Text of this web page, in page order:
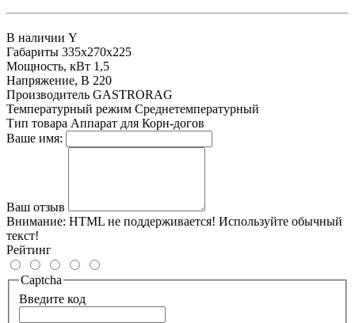
В наличии Y
Габариты 335х270х225
Мощность, кВт 1,5
Напряжение, В 220
Производитель GASTRORAG
Температурный режим Среднетемпературный
Тип товара Аппарат для Корн-догов
Ваше имя:
Ваш отзыв
Внимание: HTML не поддерживается! Используйте обычный
текст!
Рейтинг
Captcha
Введите код